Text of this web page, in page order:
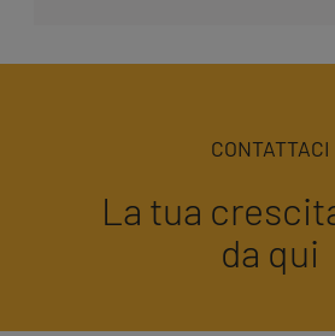
CONTATTACI
La tua
da qui